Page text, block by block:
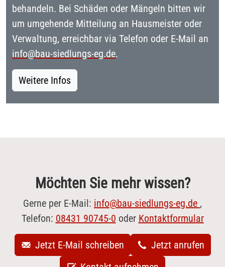
behandeln. Bei Schäden oder Mängeln bitten wir
um umgehende Mitteilung an Hausmeister oder
Verwaltung, erreichbar via Telefon oder E-Mail an
info@bau-siedlungs-eg.de.
Weitere Infos
Möchten Sie mehr wissen?
Gerne per E-Mail: info@bau-siedlungs-eg.de ,
Telefon: 08431 90745-0 oder Kontaktformular
Jetzt E-Mail schreiben
Jetzt anrufen